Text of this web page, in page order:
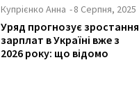
Купрієнко Анна -8 Серпня, 2025
Уряд прогнозує зростання
зарплат в Україні вже з
2026 року: що відомо